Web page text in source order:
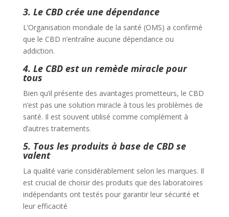
3. Le CBD crée une dépendance
L’Organisation mondiale de la santé (OMS) a confirmé
que le CBD n’entraîne aucune dépendance ou
addiction.
4. Le CBD est un remède miracle pour
tous
Bien qu’il présente des avantages prometteurs, le CBD
n’est pas une solution miracle à tous les problèmes de
santé. Il est souvent utilisé comme complément à
d’autres traitements.
5. Tous les produits à base de CBD se
valent
La qualité varie considérablement selon les marques. Il
est crucial de choisir des produits que des laboratoires
indépendants ont testés pour garantir leur sécurité et
leur efficacité